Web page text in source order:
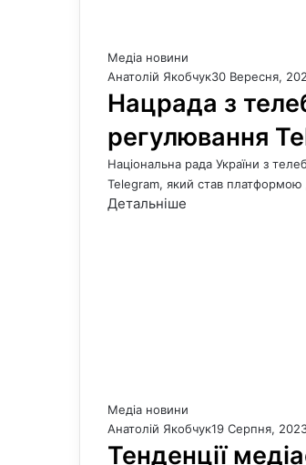
Медіа новини
Анатолій Якобчук30 Вересня,
Нацрада з
регулювання
Національна рада України з
Telegram, який став платформою
Детальніше
Медіа новини
Анатолій Якобчук19 Серпня,
Тенденції